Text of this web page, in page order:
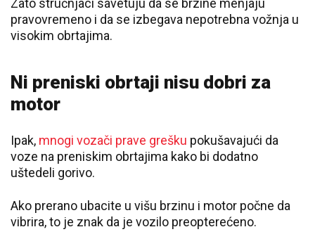
Zato stručnjaci savetuju da se brzine menjaju
pravovremeno i da se izbegava nepotrebna vožnja u
visokim obrtajima.
Ni preniski obrtaji nisu dobri za
motor
Ipak, mnogi vozači prave grešku pokušavajući da
voze na preniskim obrtajima kako bi dodatno
uštedeli gorivo.
Ako prerano ubacite u višu brzinu i motor počne da
vibrira, to je znak da je vozilo preopterećeno.